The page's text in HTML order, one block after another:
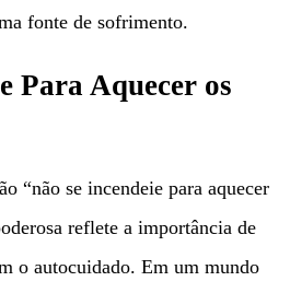
fonte de sofrimento.
Para Aquecer os
“não se incendeie para aquecer
reflete a importância de
o autocuidado. Em um mundo